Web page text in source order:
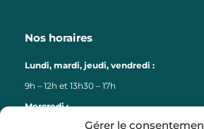
Gérer le
Nos horaires
Lundi, mardi, jeudi, vendredi :
9h – 12h et 13h30 – 17h
Mercredi :